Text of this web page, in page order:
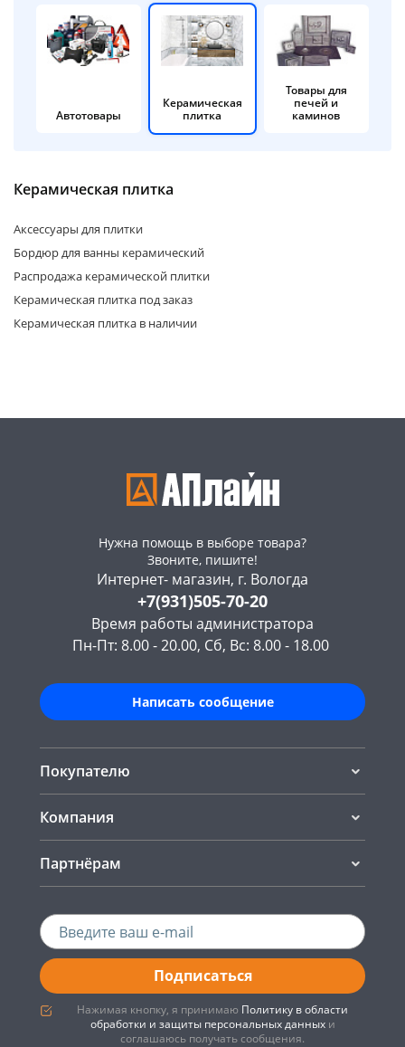
Автотовары
Керамическая
плитка
Товары для
печей и
каминов
Керамическая плитка
Аксессуары для плитки
Бордюр для ванны керамический
Распродажа керамической плитки
Керамическая плитка под заказ
Керамическая плитка в наличии
Нужна помощь в выборе товара?
Звоните, пишите!
Интернет- магазин, г. Вологда
+7(931)505-70-20
Время работы администратора
Пн-Пт: 8.00 - 20.00, Сб, Вс: 8.00 - 18.00
Написать сообщение
Покупателю
Компания
Партнёрам
Подписаться
Нажимая кнопку, я принимаю Политику в области
обработки и защиты персональных данныхи
соглашаюсь получать сообщения.
недели